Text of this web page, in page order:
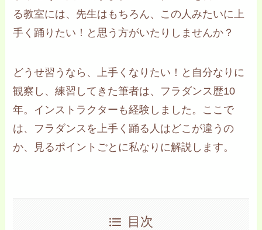
る教室には、先生はもちろん、この人みたいに上
手く踊りたい！と思う方がいたりしませんか？
どうせ習うなら、上手くなりたい！と自分なりに
観察し、練習してきた筆者は、フラダンス歴10
年。インストラクターも経験しました。ここで
は、フラダンスを上手く踊る人はどこが違うの
か、見るポイントごとに私なりに解説します。
目次